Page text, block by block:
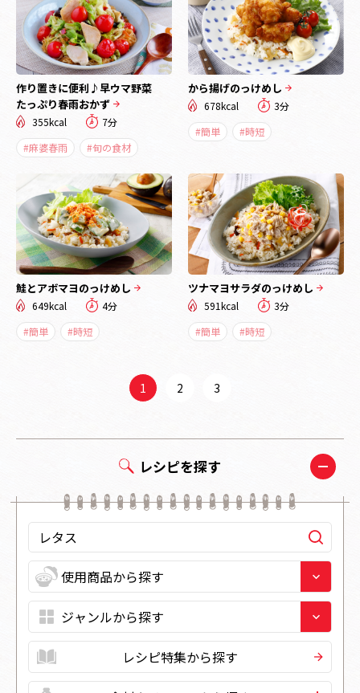
作り置きに便利♪早ウマ野菜
たっぷり春雨おかず
355kcal
7分
#麻婆春雨
#旬の食材
から揚げのっけめし
678kcal
3分
#簡単
#時短
鮭とアボマヨのっけめし
649kcal
4分
#簡単
#時短
ツナマヨサラダのっけめし
591kcal
3分
#簡単
#時短
1 2 3
レシピを探す
レシピ特集から探す